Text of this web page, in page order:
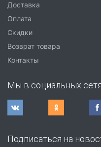
Доставка
Оплата
Скидки
Возврат товара
Контакты
Мы в социальных
Подписаться на